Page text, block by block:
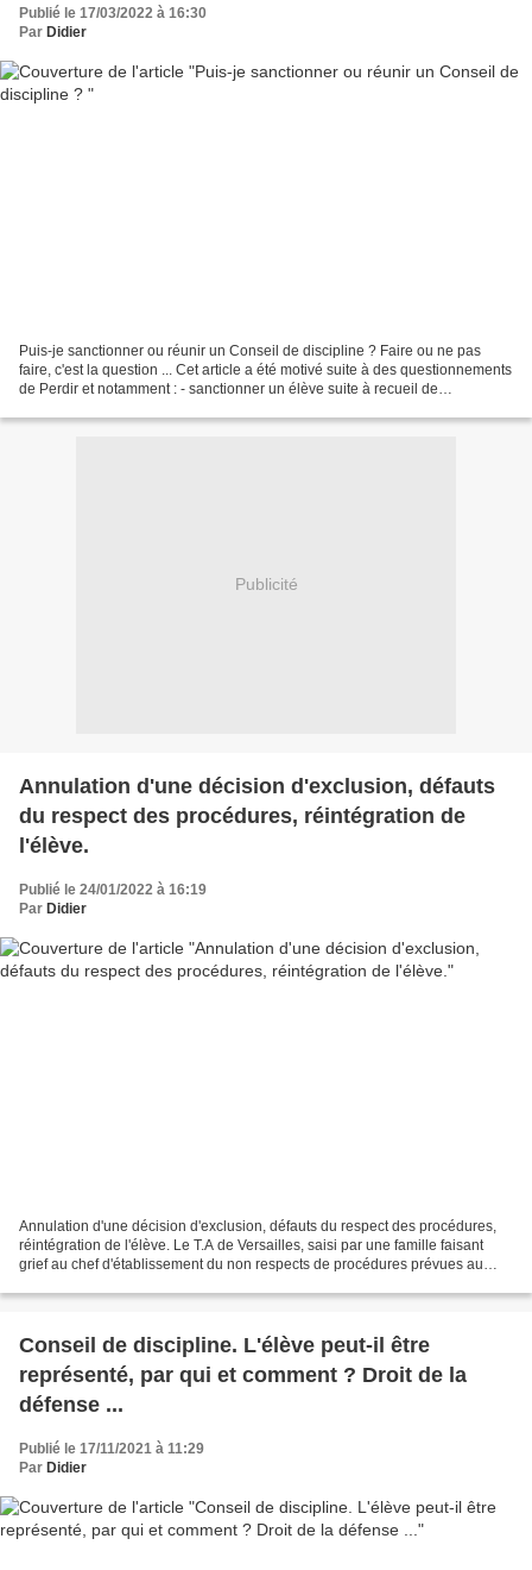
Publié le 17/03/2022 à 16:30
Par Didier
Puis-je sanctionner ou réunir un Conseil de discipline ? Faire ou ne pas
faire, c'est la question ... Cet article a été motivé suite à des questionnements
de Perdir et notamment : - sanctionner un élève suite à recueil de
Publicité
Annulation d'une décision d'exclusion, défauts
du respect des procédures, réintégration de
l'élève.
Publié le 24/01/2022 à 16:19
Par Didier
Annulation d'une décision d'exclusion, défauts du respect des procédures,
réintégration de l'élève. Le T.A de Versailles, saisi par une famille faisant
grief au chef d'établissement du non respects de procédures prévues au
Conseil de discipline. L'élève peut-il être
représenté, par qui et comment ? Droit de la
défense ...
Publié le 17/11/2021 à 11:29
Par Didier